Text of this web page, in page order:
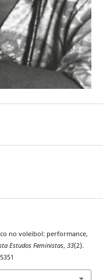
no voleibol: performance,
Estudos Feministas, 33(2).